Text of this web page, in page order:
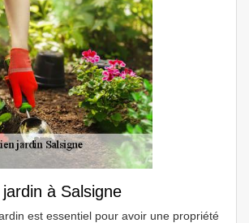
à Salsigne
est essentiel pour avoir une propriété